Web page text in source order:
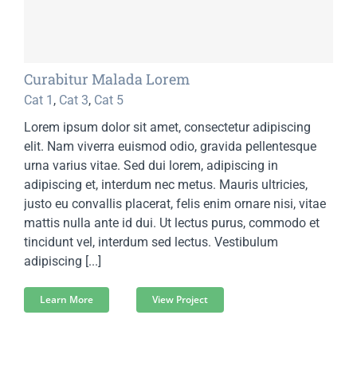
Curabitur Malada Lorem
Cat 1 , Cat 3, Cat 5
Lorem ipsum dolor sit amet, consectetur adipiscing
elit. Nam viverra euismod odio, gravida pellentesque
urna varius vitae. Sed dui lorem, adipiscing in
adipiscing et, interdum nec metus. Mauris ultricies,
justo eu convallis placerat, felis enim ornare nisi, vitae
mattis nulla ante id dui. Ut lectus purus, commodo et
tincidunt vel, interdum sed lectus. Vestibulum
adipiscing [...]
Learn More View Project